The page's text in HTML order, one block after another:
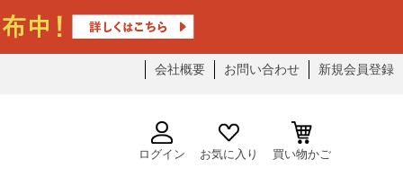
会社概要 お問い合わせ 新規会員登録
ログイン お気に入り 買い物かご